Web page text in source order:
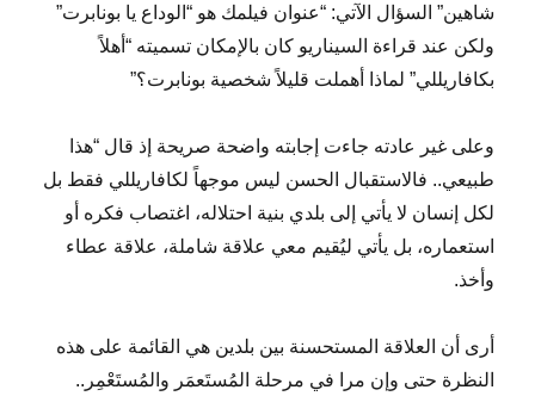
شاهين” السؤال الآتي: “عنوان فيلمك هو “الوداع يا بونابرت”
ولكن عند قراءة السيناريو كان بالإمكان تسميته “أهلاً
بكافاريللي” لماذا أهملت قليلاً شخصية بونابرت؟”
وعلى غير عادته جاءت إجابته واضحة صريحة إذ قال “هذا
طبيعي.. فالاستقبال الحسن ليس موجهاً لكافاريللي فقط بل
لكل إنسان لا يأتي إلى بلدي بنية احتلاله، اغتصاب فكره أو
استعماره، بل يأتي ليُقيم معي علاقة شاملة، علاقة عطاء
وأخذ.
أرى أن العلاقة المستحسنة بين بلدين هي القائمة على هذه
النظرة حتى وإن مرا في مرحلة المُستَعمَر والمُستَعْمِر..